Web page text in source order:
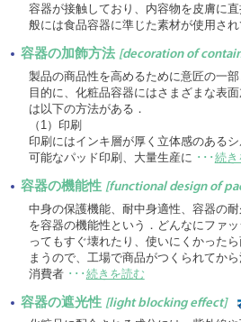
容器が接触しており、内容物を皮膚に
般には食品容器に準じた素材が使用さ
容器の加飾方法 [decoration of
製品の商品性を高めるために意匠の一
目的に、化粧品容器にはさまざまな表
は以下の方法がある．
（1）印刷
印刷にはインキ層が厚く立体感のある
可能なパッド印刷、大量生産に ･･･ 続き
容器の機能性 [functional design of
中身の保護機能、耐中身適性、容器の
を容器の機能性という．どんなにファ
ってもすぐ壊れたり、使いにくかった
まうので、工場で商品がつくられてか
消費者 ･･･ 続きを読む
容器の遮光性 [light blocking effect]